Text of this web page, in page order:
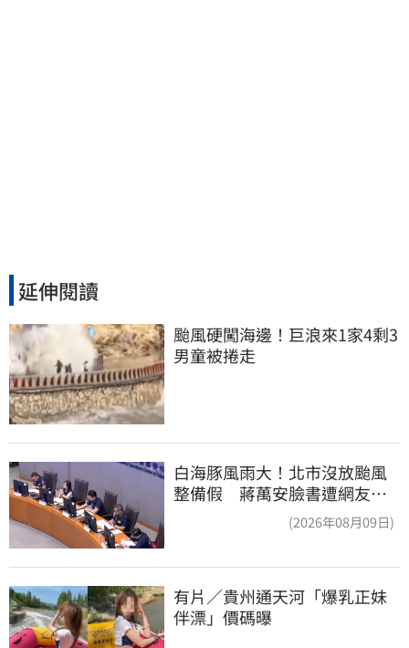
延伸閱讀
颱風硬闖海邊！巨浪來1家4剩3
男童被捲走
白海豚風雨大！北市沒放颱風
整備假 蔣萬安臉書遭網友灌
(2026年08月09日)
有片／貴州通天河「爆乳正妹
伴漂」價碼曝